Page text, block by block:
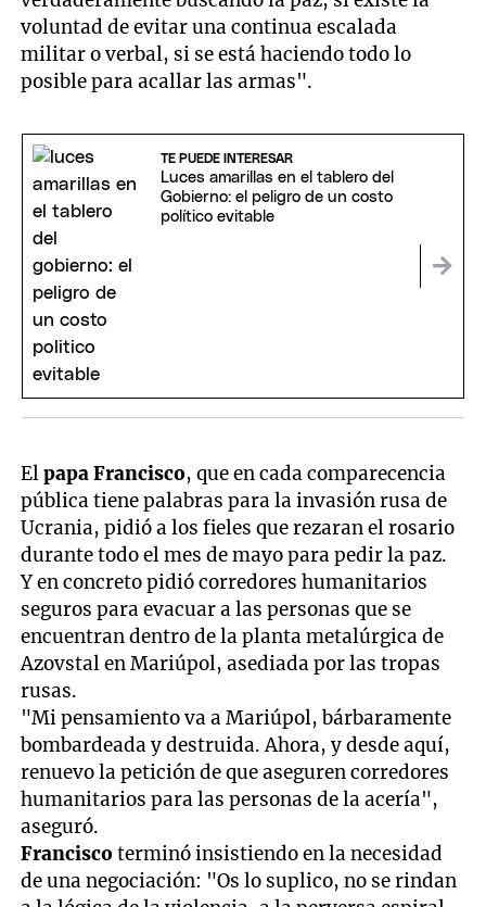
voluntad de evitar una continua escalada
militar o verbal, si se está haciendo todo lo
posible para acallar las armas".
TE PUEDE INTERESAR
Luces amarillas en el tablero del
Gobierno: el peligro de un costo
político evitable
Elpapa Francisco, que en cada comparecencia
pública tiene palabras para la invasión rusa de
Ucrania, pidió a los fieles que rezaran el rosario
durante todo el mes de mayo para pedir la paz.
Y en concreto pidió corredores humanitarios
seguros para evacuar a las personas que se
encuentran dentro de la planta metalúrgica de
Azovstal en Mariúpol, asediada por las tropas
rusas.
"Mi pensamiento va a Mariúpol, bárbaramente
bombardeada y destruida. Ahora, y desde aquí,
renuevo la petición de que aseguren corredores
humanitarios para las personas de la acería",
aseguró.
Franciscoterminó insistiendo en la necesidad
de una negociación: "Os lo suplico, no se rindan